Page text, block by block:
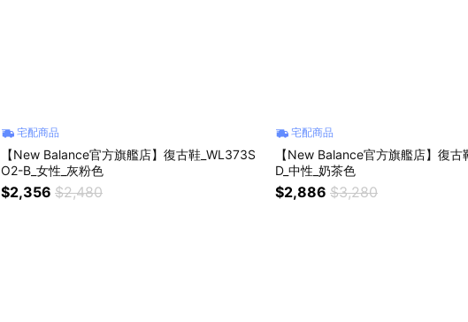
宅配商品
【New Balance官方旗艦店】復古鞋_WL373S
O2-B_女性_灰粉色
$2,356 $2,480
宅配商品
【New Balance官方旗艦店】復
D_中性_奶茶色
$2,886 $3,280